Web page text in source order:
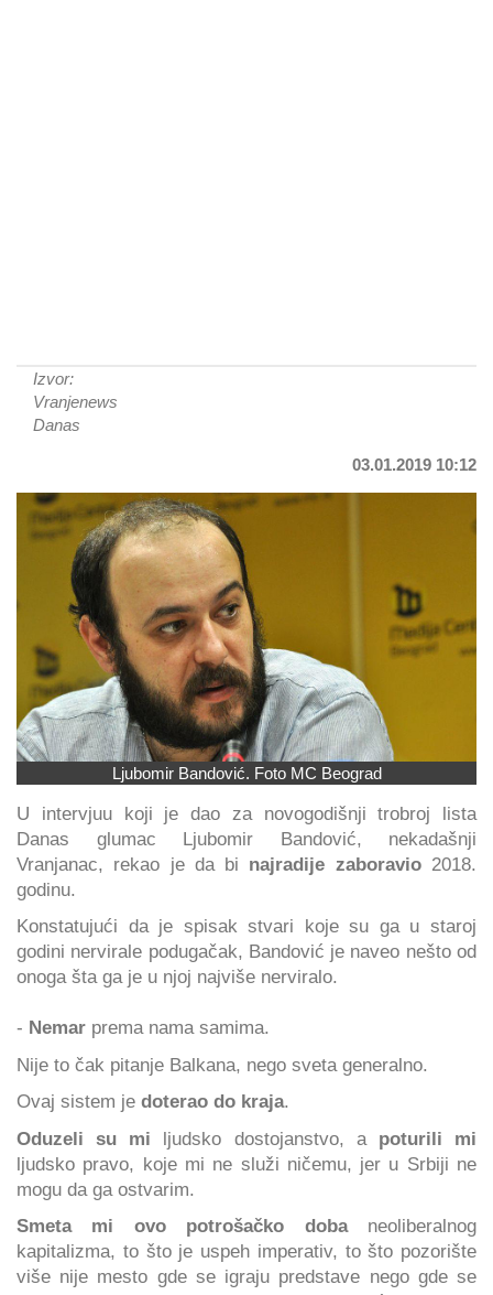
Izvor:
Vranjenews
Danas
03.01.2019 10:12
Ljubomir Bandović. Foto MC Beograd
U intervjuu koji je dao za novogodišnji trobroj lista
Danas glumac Ljubomir Bandović, nekadašnji
Vranjanac, rekao je da bi najradije zaboravio2018.
godinu.
Konstatujući da je spisak stvari koje su ga u staroj
godini nervirale podugačak, Bandović je naveo nešto od
onoga šta ga je u njoj najviše nerviralo.
- Nemar prema nama samima.
Nije to čak pitanje Balkana, nego sveta generalno.
Ovaj sistem je doterao do kraja.
Oduzeli su mi ljudsko dostojanstvo, a poturili mi
ljudsko pravo, koje mi ne služi ničemu, jer u Srbiji ne
mogu da ga ostvarim.
Smeta mi ovo potrošačko dobaneoliberalnog
kapitalizma, to što je uspeh imperativ, to što pozorište
više nije mesto gde se igraju predstave nego gde se